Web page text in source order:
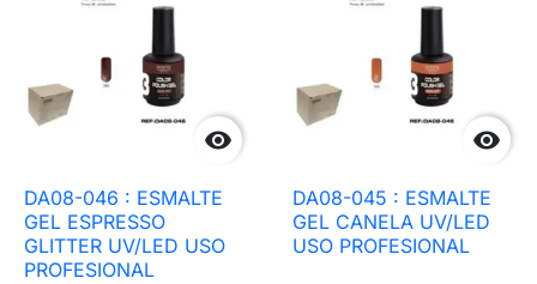

DA08-046 : ESMALTE
GEL ESPRESSO
GLITTER UV/LED USO
PROFESIONAL

DA08-045 : ESMALTE
GEL CANELA UV/LED
USO PROFESIONAL